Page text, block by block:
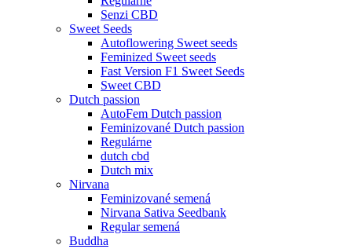
Senzi CBD
Sweet Seeds
Autoflowering Sweet seeds
Feminized Sweet seeds
Fast Version F1 Sweet Seeds
Sweet CBD
Dutch passion
AutoFem Dutch passion
Feminizované Dutch passion
Regulárne
dutch cbd
Dutch mix
Nirvana
Feminizované semená
Nirvana Sativa Seedbank
Regular semená
Buddha